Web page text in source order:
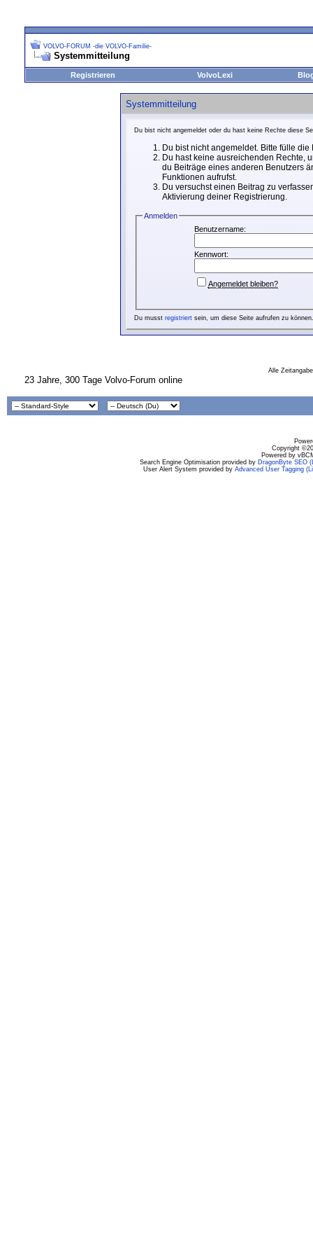
VOLVO-FORUM -die VOLVO-Familie-
Systemmitteilung
Registrieren VolvoLexi
Systemmitteilung
Du bist nicht angemeldet oder du hast keine Rechte diese
Du bist nicht angemeldet. Bitte fülle
Du hast keine ausreichenden Rechte,
du Beiträge eines anderen Benutzers
Funktionen aufrufst.
Du versuchst einen Beitrag zu
Aktivierung deiner Registrierung.
Anmelden
Benutzername:
Kennwort:
Angemeldet bleiben?
Du musst registriertsein, um diese Seite aufrufen zu können.
Alle
23 Jahre, 300 Tage Volvo-Forum online
Copyright
Powered by
Search Engine Optimisation provided by DragonByte SEO
User Alert System provided by Advanced User Tagging